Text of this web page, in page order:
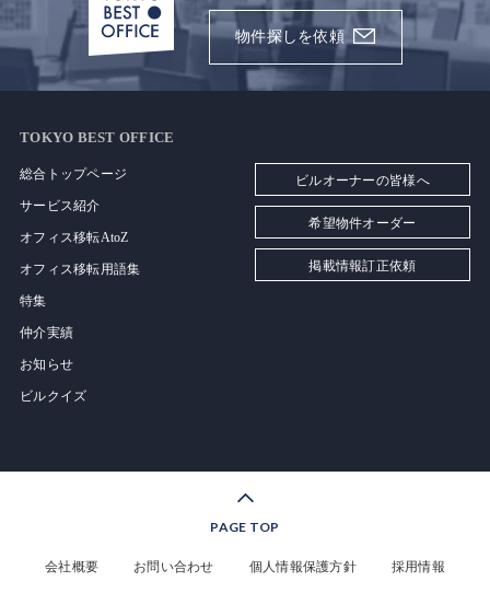
物件探しを依頼
TOKYO BEST OFFICE
総合トップページ
サービス紹介
オフィス移転AtoZ
オフィス移転用語集
特集
仲介実績
お知らせ
ビルクイズ
ビルオーナーの皆様へ
希望物件オーダー
掲載情報訂正依頼
PAGE TOP
会社概要 お問い合わせ 個人情報保護方針 採用情報